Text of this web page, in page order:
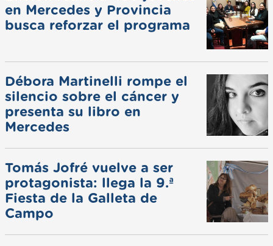
en Mercedes y Provincia
busca reforzar el programa
Débora Martinelli rompe el
silencio sobre el cáncer y
presenta su libro en
Mercedes
Tomás Jofré vuelve a ser
protagonista: llega la 9.ª
Fiesta de la Galleta de
Campo